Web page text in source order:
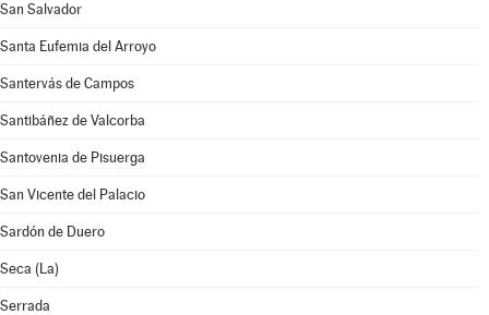
San Salvador
Santa Eufemia del Arroyo
Santervás de Campos
Santibáñez de Valcorba
Santovenia de Pisuerga
San Vicente del Palacio
Sardón de Duero
Seca (La)
Serrada